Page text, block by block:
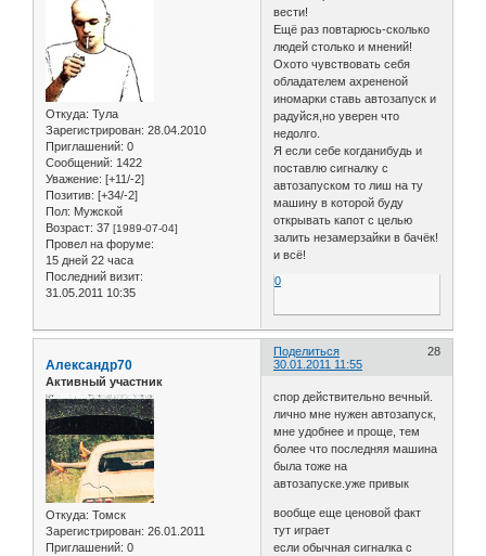
Откуда: Тула
Зарегистрирован: 28.04.2010
Приглашений: 0
Сообщений: 1422
Уважение: [+11/-2]
Позитив: [+34/-2]
Пол: Мужской
Возраст: 37 [1989-07-04]
Провел на форуме:
15 дней 22 часа
Последний визит:
31.05.2011 10:35
вести!
Ещё раз повтарюсь-сколько
людей столько и мнений!
Охото чувствовать себя
обладателем ахрененой
иномарки ставь автозапуск и
радуйся,но уверен что
недолго.
Я если себе когданибудь и
поставлю сигналку с
автозапуском то лиш на ту
машину в которой буду
открывать капот с целью
залить незамерзайки в бачёк!
и всё!
0
Поделиться
28
30.01.2011 11:55
Александр70
Активный участник
Откуда: Томск
Зарегистрирован: 26.01.2011
Приглашений: 0
спор действительно вечный.
лично мне нужен автозапуск,
мне удобнее и проще, тем
более что последняя машина
была тоже на
автозапуске.уже привык
вообще еще ценовой факт
тут играет
если обычная сигналка с